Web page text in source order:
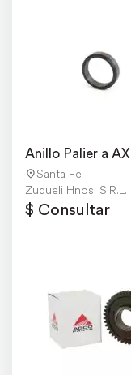
Anillo Palier a AX
Santa Fe
Zuqueli Hnos. S.R.L.
$ Consultar